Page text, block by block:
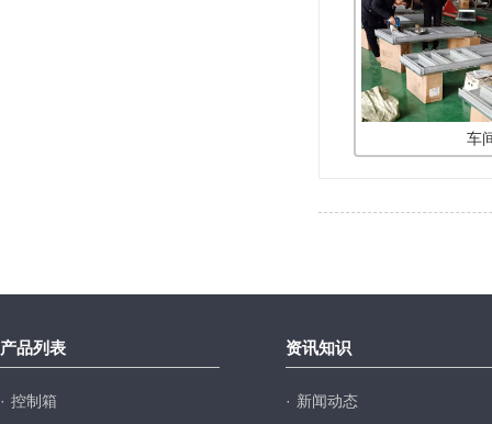
车
产品列表
· 控制箱
资讯知识
· 新闻动态